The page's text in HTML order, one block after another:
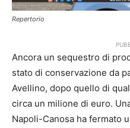
Repertorio
Ancora un sequestro di
stato di conservazione da
Avellino, dopo quello di
circa un milione di euro.
Napoli-Canosa ha fermato